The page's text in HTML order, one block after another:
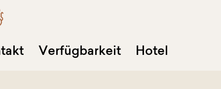
Verfügbarkeit Hotel